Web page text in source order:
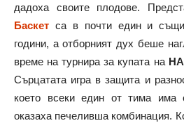
дадоха своите плодове.
Баскет са в почти един и
години, а отборният дух беше
време на турнира за купата на
Сърцатата игра в защита и
което всеки един от тима има
оказаха печеливша комбинация.